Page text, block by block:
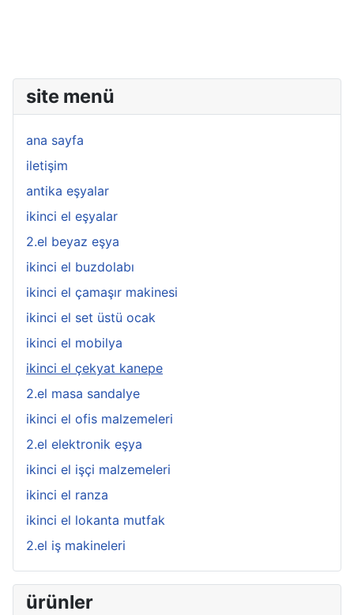
site menü
ana sayfa
iletişim
antika eşyalar
ikinci el eşyalar
2.el beyaz eşya
ikinci el buzdolabı
ikinci el çamaşır makinesi
ikinci el set üstü ocak
ikinci el mobilya
ikinci el çekyat kanepe
2.el masa sandalye
ikinci el ofis malzemeleri
2.el elektronik eşya
ikinci el işçi malzemeleri
ikinci el ranza
ikinci el lokanta mutfak
2.el iş makineleri
ürünler